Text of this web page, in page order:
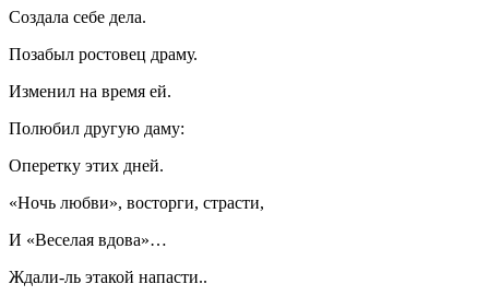
Создала себе дела.
Позабыл ростовец драму.
Изменил на время ей.
Полюбил другую даму:
Оперетку этих дней.
«Ночь любви», восторги, страсти,
И «Веселая вдова»…
Ждали-ль этакой напасти..